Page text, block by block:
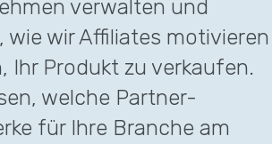
verwalten und
wie wir Affiliates motivieren
Ihr Produkt zu verkaufen.
welche Partner-
für Ihre Branche am